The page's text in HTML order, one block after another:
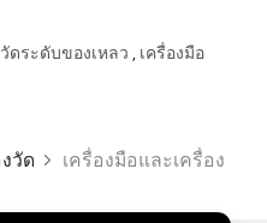
า 50Hz: ดีกว่า 80dB
สิกส์
5A
ไฟฟ้าเกินและกระแสไฟเกิน
ดระดับของเหลว , เครื่องมือ
วัด
เครื่องมือและเครื่อง